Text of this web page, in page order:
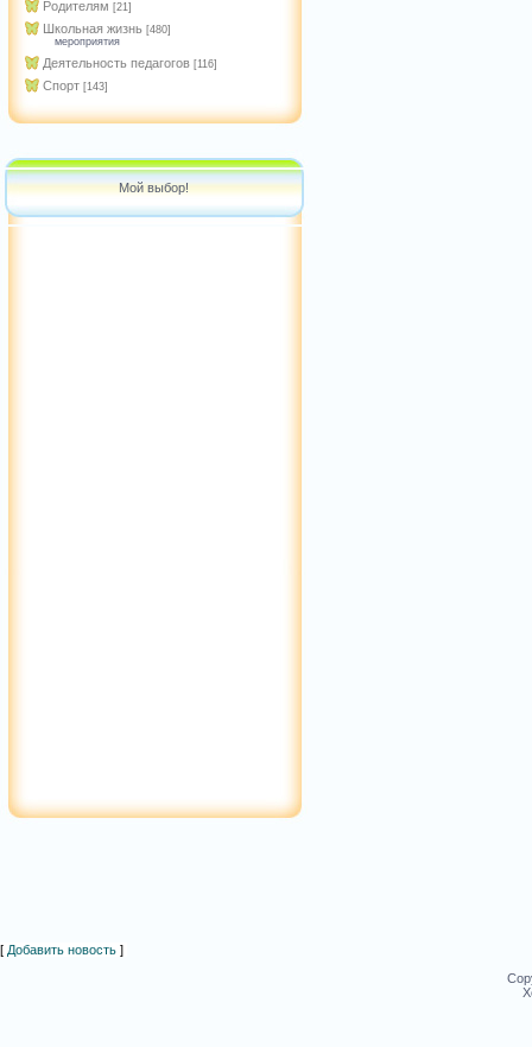
Родителям [21]
Школьная жизнь [480]
мероприятия
Деятельность педагогов [116]
Спорт [143]
Мой выбор!
[ Добавить новость ]